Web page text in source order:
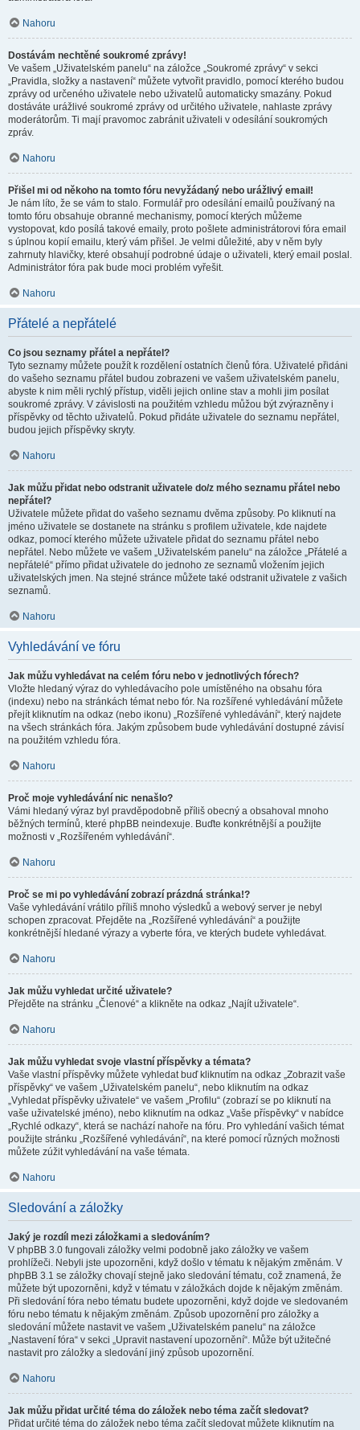
Nahoru
Dostávám nechtěné soukromé zprávy!
Ve vašem „Uživatelském panelu“ na záložce „Soukromé zprávy“ v sekci
„Pravidla, složky a nastavení“ můžete vytvořit pravidlo, pomocí kterého budou
zprávy od určeného uživatele nebo uživatelů automaticky smazány. Pokud
dostáváte urážlivé soukromé zprávy od určitého uživatele, nahlaste zprávy
moderátorům. Ti mají pravomoc zabránit uživateli v odesílání soukromých
zpráv.
Nahoru
Přišel mi od někoho na tomto fóru nevyžádaný nebo urážlivý email!
Je nám líto, že se vám to stalo. Formulář pro odesílání emailů používaný na
tomto fóru obsahuje obranné mechanismy, pomocí kterých můžeme
vystopovat, kdo posílá takové emaily, proto pošlete administrátorovi fóra email
s úplnou kopií emailu, který vám přišel. Je velmi důležité, aby v něm byly
zahrnuty hlavičky, které obsahují podrobné údaje o uživateli, který email poslal.
Administrátor fóra pak bude moci problém vyřešit.
Nahoru
Přátelé a nepřátelé
Co jsou seznamy přátel a nepřátel?
Tyto seznamy můžete použít k rozdělení ostatních členů fóra. Uživatelé přidáni
do vašeho seznamu přátel budou zobrazeni ve vašem uživatelském panelu,
abyste k nim měli rychlý přístup, viděli jejich online stav a mohli jim posílat
soukromé zprávy. V závislosti na použitém vzhledu můžou být zvýrazněny i
příspěvky od těchto uživatelů. Pokud přidáte uživatele do seznamu nepřátel,
budou jejich příspěvky skryty.
Nahoru
Jak můžu přidat nebo odstranit uživatele do/z mého seznamu přátel nebo
nepřátel?
Uživatele můžete přidat do vašeho seznamu dvěma způsoby. Po kliknutí na
jméno uživatele se dostanete na stránku s profilem uživatele, kde najdete
odkaz, pomocí kterého můžete uživatele přidat do seznamu přátel nebo
nepřátel. Nebo můžete ve vašem „Uživatelském panelu“ na záložce „Přátelé a
nepřátelé“ přímo přidat uživatele do jednoho ze seznamů vložením jejich
uživatelských jmen. Na stejné stránce můžete také odstranit uživatele z vašich
seznamů.
Nahoru
Vyhledávání ve fóru
Jak můžu vyhledávat na celém fóru nebo v jednotlivých fórech?
Vložte hledaný výraz do vyhledávacího pole umístěného na obsahu fóra
(indexu) nebo na stránkách témat nebo fór. Na rozšířené vyhledávání můžete
přejít kliknutím na odkaz (nebo ikonu) „Rozšířené vyhledávání“, který najdete
na všech stránkách fóra. Jakým způsobem bude vyhledávání dostupné závisí
na použitém vzhledu fóra.
Nahoru
Proč moje vyhledávání nic nenašlo?
Vámi hledaný výraz byl pravděpodobně příliš obecný a obsahoval mnoho
běžných termínů, které phpBB neindexuje. Buďte konkrétnější a použijte
možnosti v „Rozšířeném vyhledávání“.
Nahoru
Proč se mi po vyhledávání zobrazí prázdná stránka!?
Vaše vyhledávání vrátilo příliš mnoho výsledků a webový server je nebyl
schopen zpracovat. Přejděte na „Rozšířené vyhledávání“ a použijte
konkrétnější hledané výrazy a vyberte fóra, ve kterých budete vyhledávat.
Nahoru
Jak můžu vyhledat určité uživatele?
Přejděte na stránku „Členové“ a klikněte na odkaz „Najít uživatele“.
Nahoru
Jak můžu vyhledat svoje vlastní příspěvky a témata?
Vaše vlastní příspěvky můžete vyhledat buď kliknutím na odkaz „Zobrazit vaše
příspěvky“ ve vašem „Uživatelském panelu“, nebo kliknutím na odkaz
„Vyhledat příspěvky uživatele“ ve vašem „Profilu“ (zobrazí se po kliknutí na
vaše uživatelské jméno), nebo kliknutím na odkaz „Vaše příspěvky“ v nabídce
„Rychlé odkazy“, která se nachází nahoře na fóru. Pro vyhledání vašich témat
použijte stránku „Rozšířené vyhledávání“, na které pomocí různých možnosti
můžete zúžit vyhledávání na vaše témata.
Nahoru
Sledování a záložky
Jaký je rozdíl mezi záložkami a sledováním?
V phpBB 3.0 fungovali záložky velmi podobně jako záložky ve vašem
prohlížeči. Nebyli jste upozorněni, když došlo v tématu k nějakým změnám. V
phpBB 3.1 se záložky chovají stejně jako sledování tématu, což znamená, že
můžete být upozorněni, když v tématu v záložkách dojde k nějakým změnám.
Při sledování fóra nebo tématu budete upozorněni, když dojde ve sledovaném
fóru nebo tématu k nějakým změnám. Způsob upozornění pro záložky a
sledování můžete nastavit ve vašem „Uživatelském panelu“ na záložce
„Nastavení fóra“ v sekci „Upravit nastavení upozornění“. Může být užitečné
nastavit pro záložky a sledování jiný způsob upozornění.
Nahoru
Jak můžu přidat určité téma do záložek nebo téma začít sledovat?
Přidat určité téma do záložek nebo téma začít sledovat můžete kliknutím na